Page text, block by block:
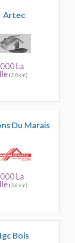
Artec
La
(2.0 km)
Du Marais
La
(3.6 km)
Igc Bois